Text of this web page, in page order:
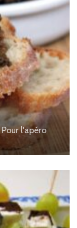
Pour l'apéro